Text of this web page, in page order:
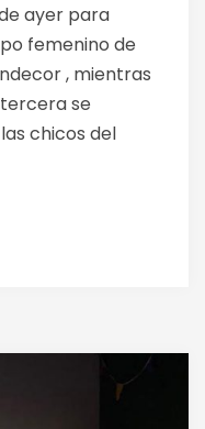
ayer para
femenino de
, mientras
se
chicos del